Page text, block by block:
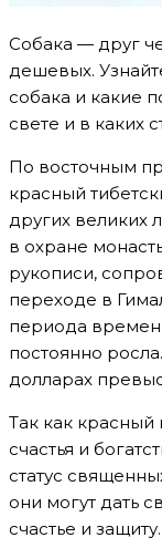
Собака — друг
дешевых.
собака и какие
свете и в каких
По восточным
красный
других великих
в охране
рукописи,
переходе в
периода
постоянно
долларах
Так как
счастья и
статус
они могут дать
счастье и